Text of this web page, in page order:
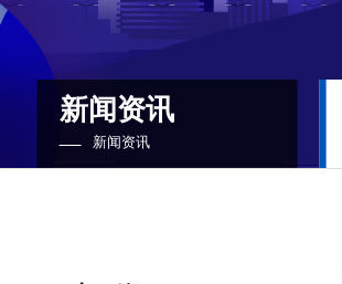
新闻资讯
新闻资讯